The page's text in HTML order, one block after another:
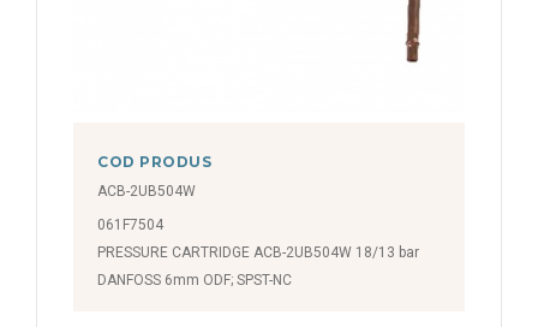
COD PRODUS
ACB-2UB504W
061F7504
PRESSURE CARTRIDGE ACB-2UB504W 18/13 bar
DANFOSS 6mm ODF; SPST-NC